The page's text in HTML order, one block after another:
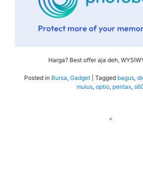
Harga? Best offer aja deh,
Posted in Bursa, Gadget Tagged bagus,
mulus, optio, pentax,
<